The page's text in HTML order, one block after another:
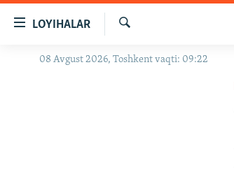
Бош
LOYIHALAR
OZODLIK SURISHTIRUVLARI
Излаш
08 Avgust 2026, Toshkent vaqti: 09:22